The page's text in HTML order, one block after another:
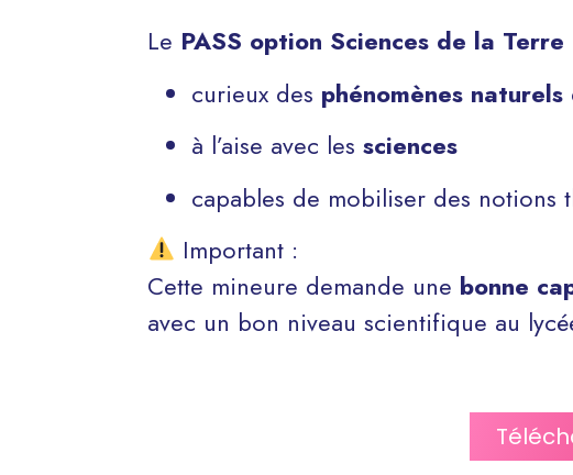
Le PASS option Sciences de la Terre
curieux des phénomènes
à l’aise avec lessciences
capables de mobiliser des
Important :
Cette mineure demande une bonne
avec un bon niveau scientifique au